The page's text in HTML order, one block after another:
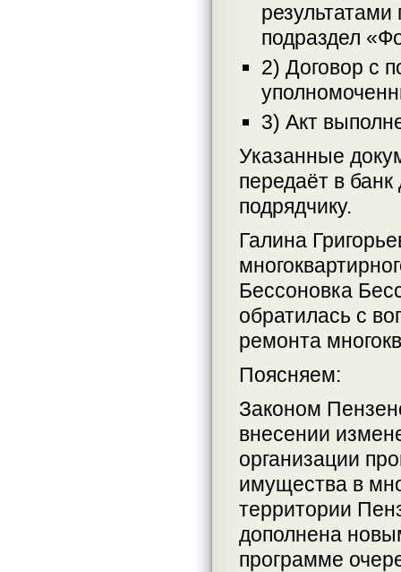
подраздел
2) Договор с
3) Акт
Указанные
передаёт в
подрядчику.
Галина
Бессоновка
обратилась с
ремонта
Поясняем:
Законом
внесении
организации
имущества в
территории
дополнена
программе